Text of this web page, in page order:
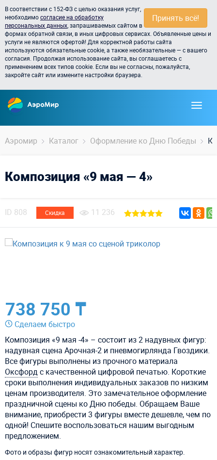
Принять всё!
В соответствии с 152-ФЗ с целью оказания услуг,
необходимосогласие на обработку
персональных данных , запрашиваемых сайтом в
формах обратной связи, в иных цифровых сервисах. Объявленные цены и
услуги не являются офертой! Для корректной работы сайта
используются обязательные cookie, а также необязательные — с вашего
согласия. Продолжая использование сайта, вы соглашаетесь с
применением всех типов cookie. Если вы не согласны, пожалуйста,
закройте сайт или измените настройки браузера.
Аэромир Каталог Оформление ко Дню Победы
Композиция «9 мая — 4»
ID 808 Скидка 11 236
738 750 ₸
Сделаем быстро
Композиция «9 мая -4» – состоит из 2 надувных фигур:
надувная сцена Арочная-2 и пневмогирлянда Гвоздики.
Все фигуры выполнены из прочного материала
Оксфордс качественной цифровой печатью. Короткие
сроки выполнения индивидуальных заказов по низким
ценам производителя. Это замечательное оформление
праздничной сцены ко Дню победы. Обращаем Ваше
внимание, приобрести 3 фигуры вместе дешевле, чем по
одной! Спешите воспользоваться нашим выгодным
предложением.
Фото и образы фигур носят ознакомительный характер.